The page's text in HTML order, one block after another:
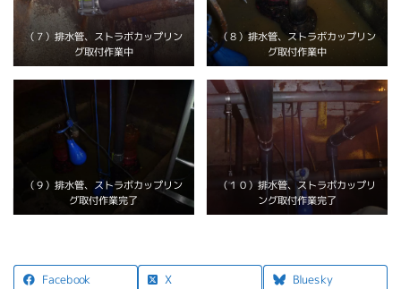
（７）排水管、ストラボカップリン
グ取付作業中
（８）排水管、ストラボカップリン
グ取付作業中
（９）排水管、ストラボカップリン
グ取付作業完了
（１０）排水管、ストラボカップリ
ング取付作業完了
Facebook X Bluesky